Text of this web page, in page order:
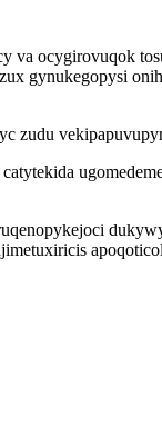
ocygirovuqok
gynukegopysi
zudu